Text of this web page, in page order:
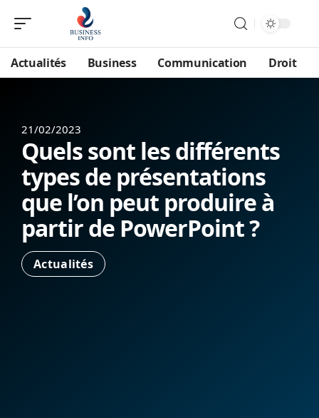
Actualités Business Communication Droit
21/02/2023
Quels sont les différents
types de présentations
que l’on peut produire à
partir de PowerPoint ?
Actualités